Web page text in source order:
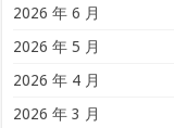
2026 年 6 月
2026 年 5 月
2026 年 4 月
2026 年 3 月